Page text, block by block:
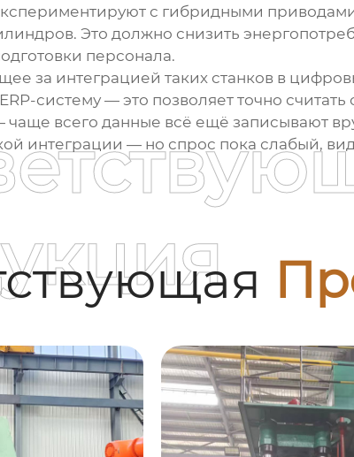
с гибридными
Это должно снизить
персонала.
за интеграцией таких станков в
систему — это позволяет точно
всего данные всё ещё записывают
интеграции — но спрос пока слабый,